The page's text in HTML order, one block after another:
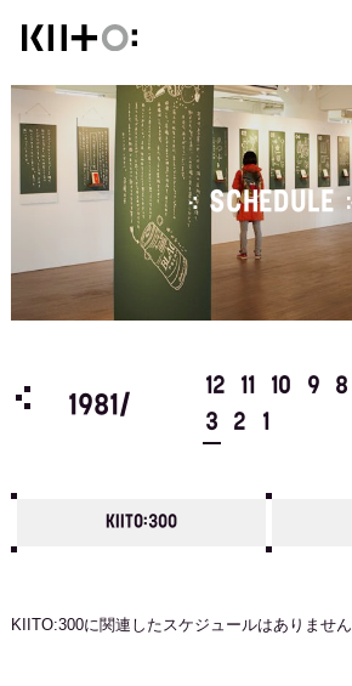
SCHEDULE
4
1981/
12 11 10 9 8
3
2 1
KIITO:300
KIITO:300に関連したスケジュールはありません